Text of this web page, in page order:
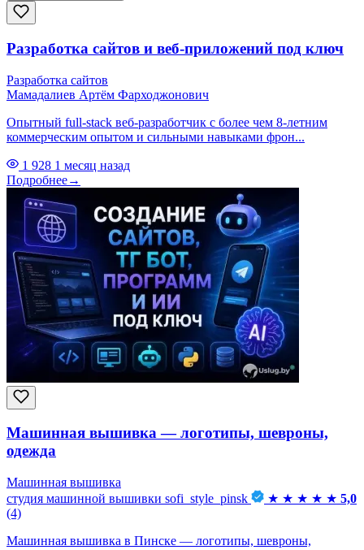
Разработка сайтов и веб-приложений под ключ
Разработка сайтов
Мамадалиев Артём Фарходжонович
Опытный full-stack веб-разработчик с более чем 8-летним
коммерческим опытом и сильными навыками фрон...
1 928 1 месяц назад
Подробнее→
Машинная вышивка — логотипы, шевроны,
одежда
Машинная вышивка
студия машинной вышивки sofi_style_pinsk
★ ★ ★ ★ ★ 5,0
(4)
Машинная вышивка в Пинске — логотипы, шевроны,